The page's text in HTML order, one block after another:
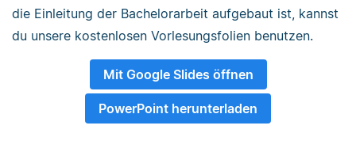
die Einleitung der Bachelorarbeit aufgebaut ist, kannst
du unsere kostenlosen Vorlesungsfolien benutzen.
Mit Google Slides öffnen
PowerPoint herunterladen